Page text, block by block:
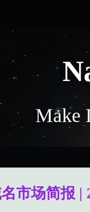
Make
市场简报 |